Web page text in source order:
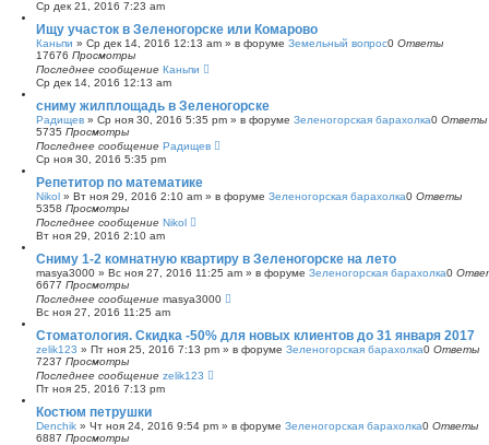
Ср дек 21, 2016 7:23 am
Ищу участок в Зеленогорске или Комарово
Каньпи » Ср дек 14, 2016 12:13 am » в форуме Земельный вопрос0 Ответы
17676 Просмотры
Последнее сообщение Каньпи
Ср дек 14, 2016 12:13 am
сниму жилплощадь в Зеленогорске
Радищев » Ср ноя 30, 2016 5:35 pm » в форуме Зеленогорская барахолка0 Ответы
5735 Просмотры
Последнее сообщение Радищев
Ср ноя 30, 2016 5:35 pm
Репетитор по математике
Nikol » Вт ноя 29, 2016 2:10 am » в форуме Зеленогорская барахолка0 Ответы
5358 Просмотры
Последнее сообщение Nikol
Вт ноя 29, 2016 2:10 am
Сниму 1-2 комнатную квартиру в Зеленогорске на лето
masya3000 » Вс ноя 27, 2016 11:25 am » в форуме Зеленогорская барахолка0
6677 Просмотры
Последнее сообщение masya3000
Вс ноя 27, 2016 11:25 am
Стоматология. Скидка -50% для новых клиентов до 31 января 2017
zelik123 » Пт ноя 25, 2016 7:13 pm » в форуме Зеленогорская барахолка0 Ответы
7237 Просмотры
Последнее сообщение zelik123
Пт ноя 25, 2016 7:13 pm
Костюм петрушки
Denchik » Чт ноя 24, 2016 9:54 pm » в форуме Зеленогорская барахолка0 Ответы
6887 Просмотры